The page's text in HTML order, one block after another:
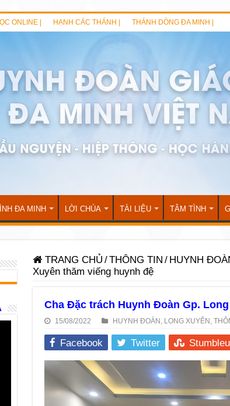
ONLINE | HẠNH CÁC THÁNH | THÁNH DÒNG ĐA MINH |
ĐA MINH LỜI CHÚA TÀI LIỆU TÂM TÌNH
TRANG CHỦ /THÔNG TIN / HUYNH
Xuyên thăm viếng huynh đệ
Cha Đặc trách Huynh Đoàn Gp.
15/08/2022 HUYNH ĐOÀN , LONG XUYÊN ,
Facebook Twitter